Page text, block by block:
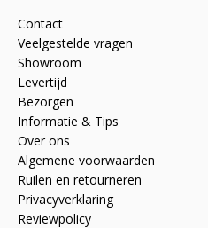
Contact
Veelgestelde vragen
Showroom
Levertijd
Bezorgen
Informatie & Tips
Over ons
Algemene voorwaarden
Ruilen en retourneren
Privacyverklaring
Reviewpolicy